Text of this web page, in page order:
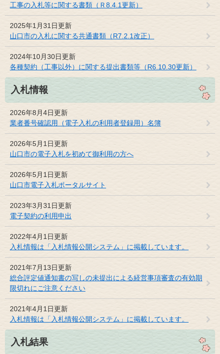
工事の入札等に関する書類（Ｒ8.4.1更新）
2025年1月31日更新
山口市の入札に関する共通書類（R7.2.1改正）
2024年10月30日更新
各種契約（工事以外）に関する提出書類等（R6.10.30更新）
入札情報
2026年8月4日更新
業者番号確認用（電子入札の利用者登録用）名簿
2026年5月1日更新
山口市の電子入札を初めて御利用の方へ
2026年5月1日更新
山口市電子入札ポータルサイト
2023年3月31日更新
電子契約の利用申出
2022年4月1日更新
入札情報は「入札情報公開システム」に掲載しています。
2021年7月13日更新
総合評定値通知書の写しの未提出による経営事項審査の有効期
限切れにご注意ください
2021年4月1日更新
入札情報は「入札情報公開システム」に掲載しています。
入札結果